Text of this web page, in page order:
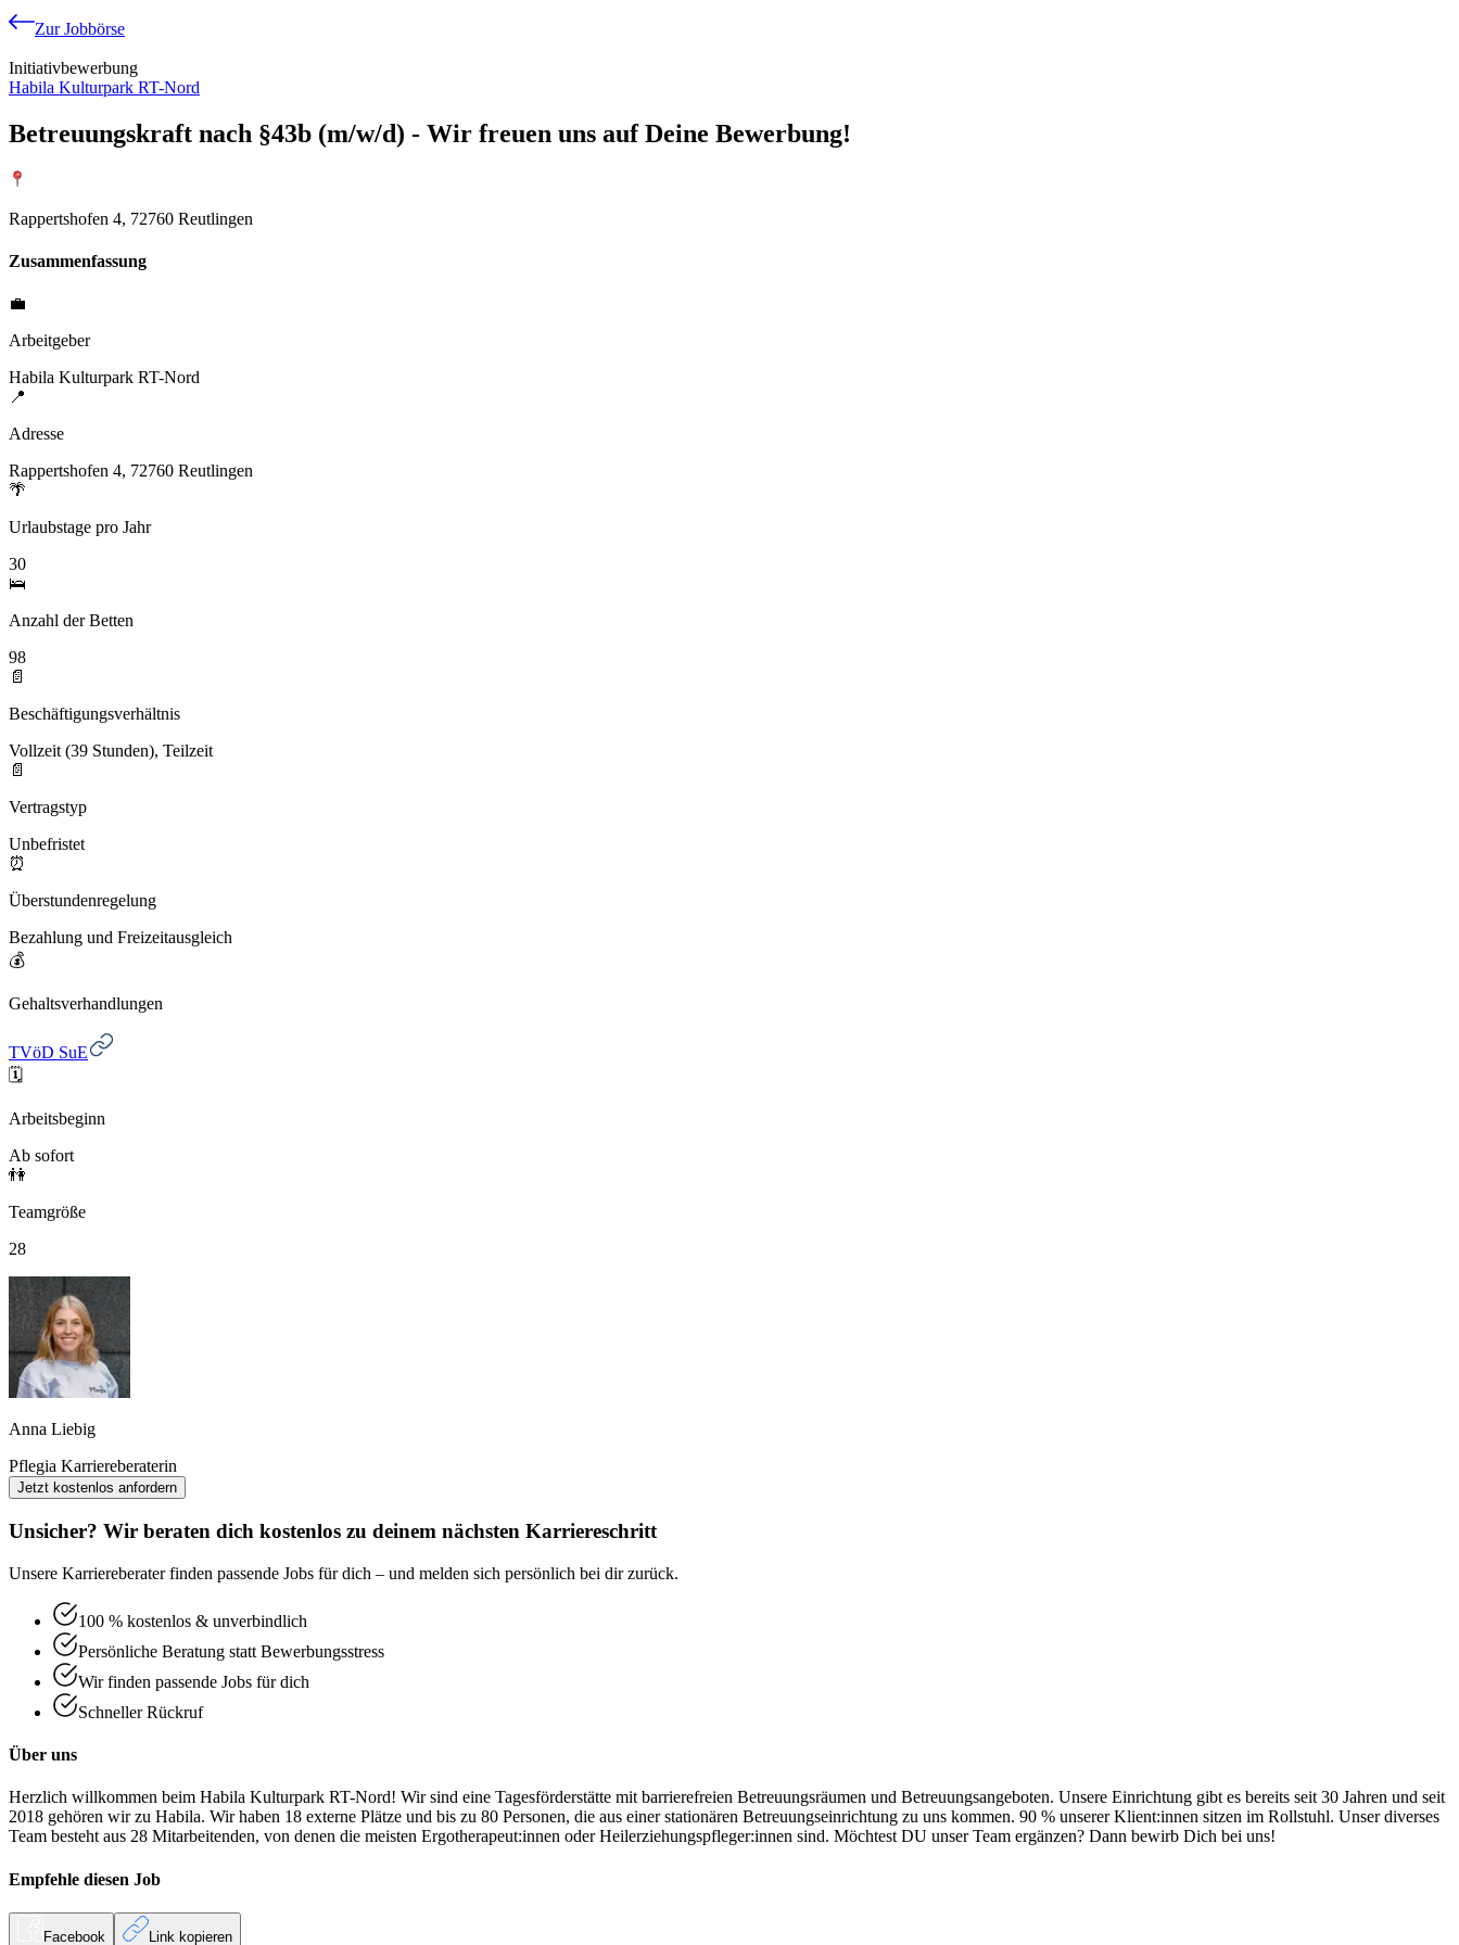
Zur Jobbörse
Initiativbewerbung
Habila Kulturpark RT-Nord
Betreuungskraft nach §43b (m/w/d) - Wir freuen uns auf Deine Bewerbung!
Rappertshofen 4, 72760 Reutlingen
Zusammenfassung
💼
Arbeitgeber
Habila Kulturpark RT-Nord
📍
Adresse
Rappertshofen 4, 72760 Reutlingen
🌴
Urlaubstage pro Jahr
30
🛌
Anzahl der Betten
98
📄
Beschäftigungsverhältnis
Vollzeit (39 Stunden), Teilzeit
📄
Vertragstyp
Unbefristet
⏰
Überstundenregelung
Bezahlung und Freizeitausgleich
💰
Gehaltsverhandlungen
TVöD SuE
🗓️
Arbeitsbeginn
Ab sofort
👫
Teamgröße
28
Anna Liebig
Pflegia Karriereberaterin
Jetzt kostenlos anfordern
Unsicher? Wir beraten dich kostenlos zu deinem nächsten Karriereschritt
Unsere Karriereberater finden passende Jobs für dich – und melden sich persönlich bei dir zurück.
100 % kostenlos & unverbindlich
Persönliche Beratung statt Bewerbungsstress
Wir finden passende Jobs für dich
Schneller Rückruf
Über uns
Herzlich willkommen beim Habila Kulturpark RT-Nord! Wir sind eine Tagesförderstätte mit barrierefreien Betreuungsräumen und Betreuungsangeboten. Unsere Einrichtung gibt es bereits seit 30 Jahren und seit
2018 gehören wir zu Habila. Wir haben 18 externe Plätze und bis zu 80 Personen, die aus einer stationären Betreuungseinrichtung zu uns kommen. 90 % unserer Klient:innen sitzen im Rollstuhl. Unser diverses
Team besteht aus 28 Mitarbeitenden, von denen die meisten Ergotherapeut:innen oder Heilerziehungspfleger:innen sind. Möchtest DU unser Team ergänzen? Dann bewirb Dich bei uns!
Empfehle diesen Job
Facebook Link kopieren